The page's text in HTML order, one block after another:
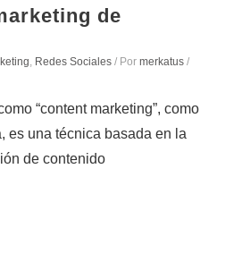
de
, Redes Sociales / Por merkatus /
“content marketing”, como
es una técnica basada en la
de contenido